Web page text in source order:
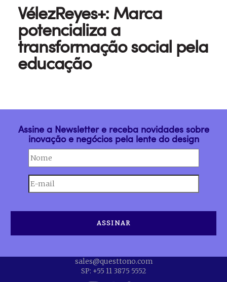
VélezReyes+: Marca
potencializa a
transformação social pela
educação
Assine a Newsletter e receba novidades sobre
inovação e negócios pela lente do design
sales@questtono.com
SP: +55 11 3875 5552